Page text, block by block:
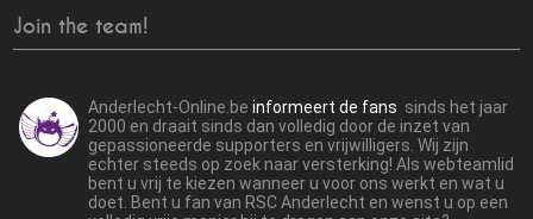
Join the team!
Anderlecht-Online.beinformeert de fans sinds het jaar
2000 en draait sinds dan volledig door de inzet van
gepassioneerde supporters en vrijwilligers. Wij zijn
echter steeds op zoek naar versterking! Als webteamlid
bent u vrij te kiezen wanneer u voor ons werkt en wat u
doet. Bent u fan van RSC Anderlecht en wenst u op een